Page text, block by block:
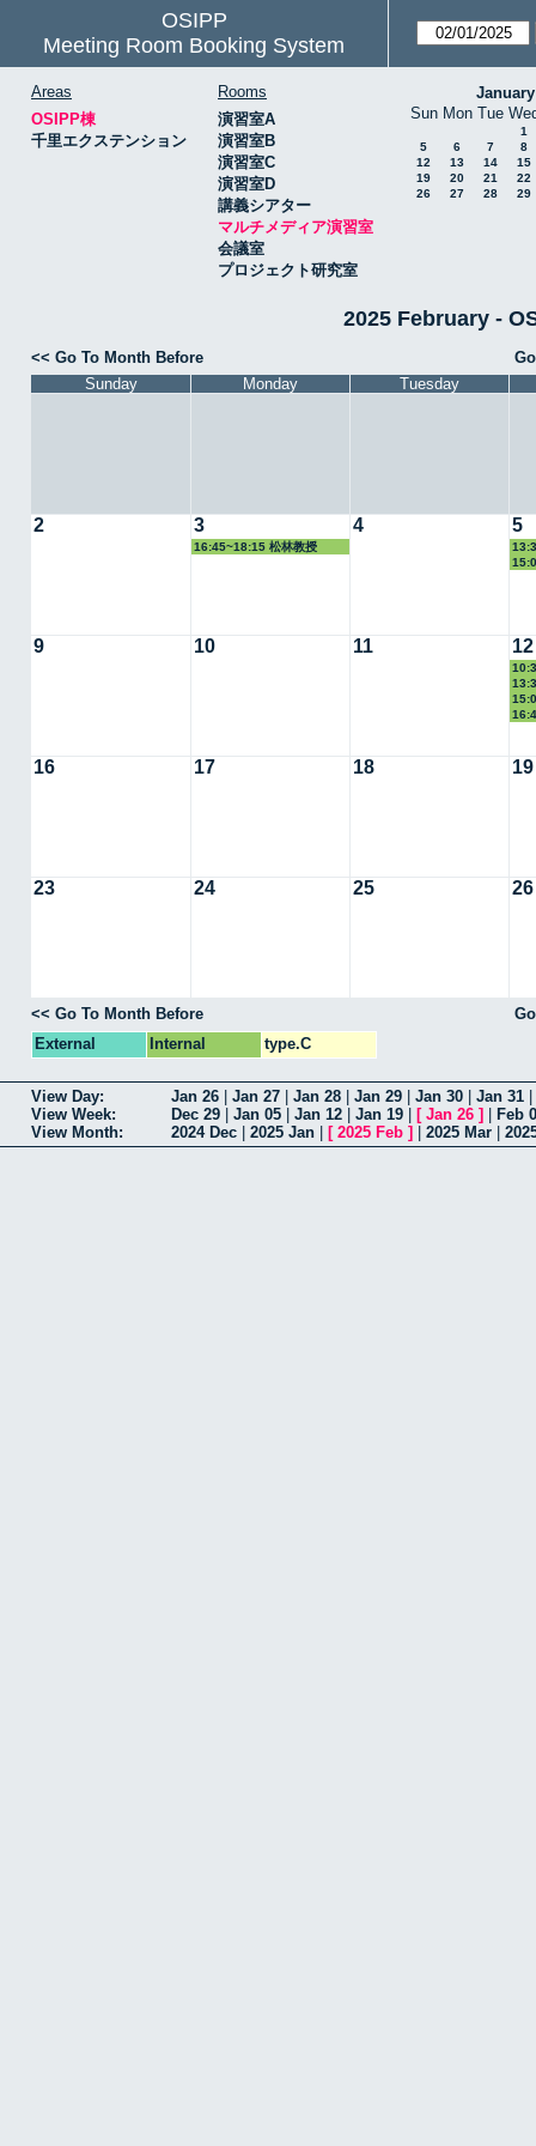
OSIPP
Meeting Room Booking System
Areas
OSIPP棟
千里エクステンション
Rooms
演習室A
演習室B
演習室C
演習室D
講義シアター
マルチメディア演習室
会議室
プロジェクト研究室
Sun Mon Tue
1
5
6 7
8
12
13 14
15
19
20 21
22
26
27 28 29
2025 February -
<< Go To Month Before
Sunday
Monday Tuesday
2 3
16:45~18:15 松林教授
4 5
9 10 11 12
教授
16 17 18 19
23 24 25 26
<< Go To Month Before
External
Internal type.C
View Day: Jan 26 Jan 27 Jan 28 Jan 29 Jan 30 Jan 31
View Week:
Dec 29 Jan 05 Jan 12 Jan 19 [ Jan 26 ]
Feb
View Month:
2024 Dec 2025 Jan [ 2025 Feb ] 2025 Mar